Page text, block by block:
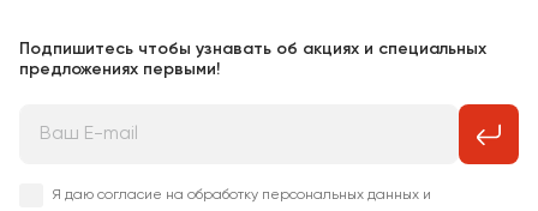
Подпишитесь чтобы узнавать об акциях и специальных
предложениях первыми!
Я даю согласие на обработку персональных данных и